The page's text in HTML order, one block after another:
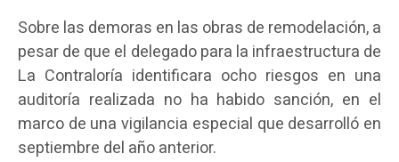
Sobre las demoras en las obras de remodelación, a
pesar de que el delegado para la infraestructura de
La Contraloría identificara ocho riesgos en una
auditoría realizada no ha habido sanción, en el
marco de una vigilancia especial que desarrolló en
septiembre del año anterior.